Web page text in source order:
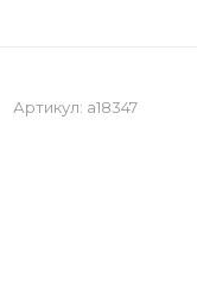
Артикул: a18347